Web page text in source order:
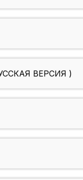
ВЕРСИЯ )